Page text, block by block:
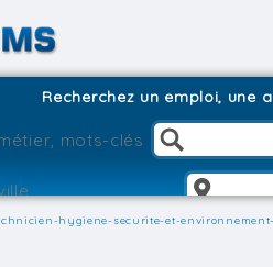
Recherchez un emploi, une
hygiene-securite-et-